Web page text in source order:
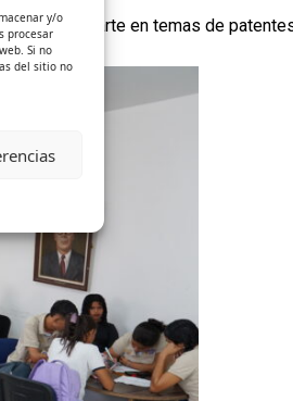
y/o
procesar
Si no
del sitio no
para orientarte en temas de